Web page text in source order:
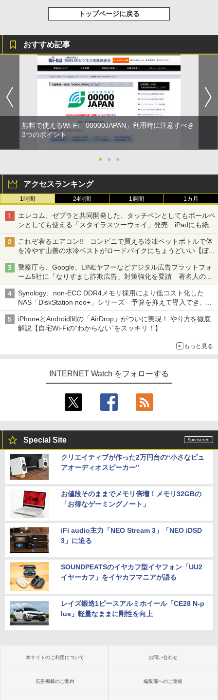
トップページに戻る
おすすめ記事
無料で使えるWi-Fi「00000JAPAN」利用時に注意すべき
3つのポイント
● ● ●
アクセスランキング
1時間 24時間 1週間 1カ月
エレコム、ゼブラと共同開発した、タッチペンとしてもボールペ
ンとしても使える「スタイラスツーウェイ」発売 iPadにも紙に
も、持ち替えずに書き込める
これぞ着るエアコン!! コンビニで買える冷凍ペットボトルで体
を冷やす山善の水冷ベストがロードバイクにちょうどいい【ぼっ
ち・ざ・ろーど！その14】【空いた時間でなにしてる？】
警察庁ら、Google、LINEヤフーなどデジタル広告プラットフォ
ーム5社に「なりすまし詐欺広告」対策強化を要請 著名人の写
真や映像を使った投資詐欺などへの対策として
Synology、non-ECC DDR4メモリ採用により低コスト化した
NAS「DiskStation neo+」シリーズ 予算を抑えて導入でき、
ECCメモリへのアップグレードも可能
iPhoneとAndroid間の「AirDrop」がついに実現！ やり方を徹底
解説【自宅Wi-Fiの“わからない”をスッキリ！】
もっと見る
INTERNET Watch をフォローする
Special Site
クリエイティブが作った2万円台の“小さなピュ
アオーディオスピーカー”
お値段そのままでメモリ倍増！メモリ32GBの
「お得なゲーミングノート」
iFi audio主力「NEO Stream 3」「NEO iDSD
3」に迫る
SOUNDPEATSのイヤカフ型イヤフォン「UU2
イヤーカフ」をイヤカフマニアが語る
レイズ鍛造1ピースアルミホイール「CE28 N-p
lus」軽量なままに剛性を向上
本サイトのご利用について お問い合わせ
広告掲載のご案内 編集部へのご連絡